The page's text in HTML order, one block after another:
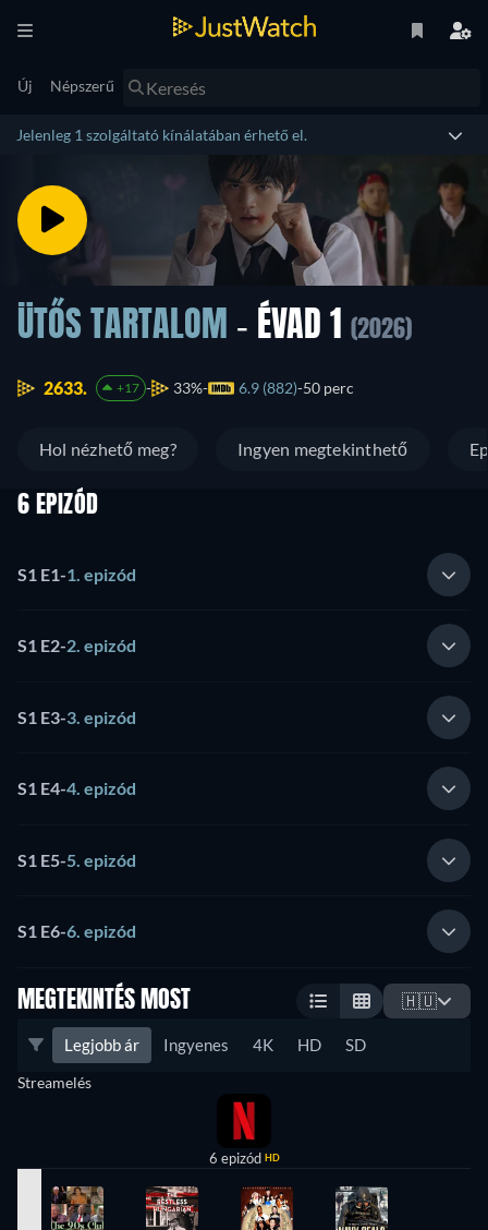
Új Népszerű
Jelenleg 1 szolgáltató kínálatában érhető el.
ÜTŐS TARTALOM - ÉVAD 1 (2026)
2633. +17 33% 6.9 (882) 50 perc
Hol nézhető meg? Ingyen megtekinthető
6 EPIZÓD
S1 E1-1. epizód
S1 E2-2. epizód
S1 E3-3. epizód
S1 E4-4. epizód
S1 E5-5. epizód
S1 E6-6. epizód
MEGTEKINTÉS MOST 🇭🇺
Legjobb ár Ingyenes 4K HD SD
Streamelés
6 epizód HD